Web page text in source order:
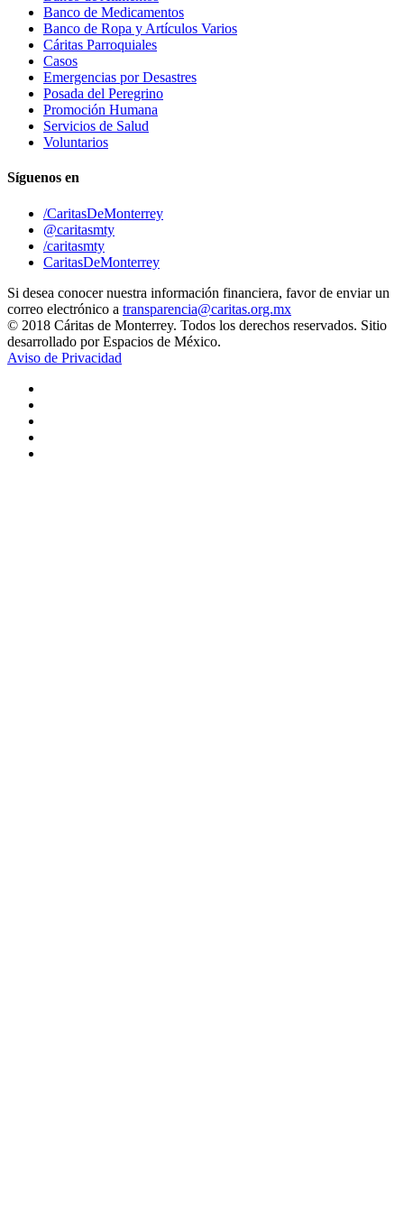
Banco de Medicamentos
Banco de Ropa y Artículos Varios
Cáritas Parroquiales
Casos
Emergencias por Desastres
Posada del Peregrino
Promoción Humana
Servicios de Salud
Voluntarios
Síguenos en
/CaritasDeMonterrey
@caritasmty
/caritasmty
CaritasDeMonterrey
Si desea conocer nuestra información financiera, favor de enviar un
correo electrónico a transparencia@caritas.org.mx
© 2018 Cáritas de Monterrey. Todos los derechos reservados. Sitio
desarrollado por Espacios de México.
Aviso de Privacidad